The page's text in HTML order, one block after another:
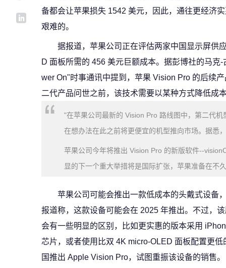
备都会让苹果损失 1542 美元，因此，通往更经济
艰难的。
据报道，苹果公司正在评估两家中国显示屏供
D 面板所需的 456 美元巨额成本。据彭博社的马克
wer On"时事通讯中提到，苹果 Vision Pro 的后续
二代产品问世之前，该技术需要以某种方式降低成
"在苹果公司最新的 Vision Pro 路线图中，第二代
在想办法在此之前将更便宜的机型推向市场。据悉
苹果公司今年将推出 Vision Pro 的新版软件--
显的下一个重大举措将是国际扩张，苹果准备在不
苹果公司可能会推出一款低成本的头戴式设备
报道称，这款设备可能会在 2025 年推出。不过，
会有一些明显的区别，比如更实惠的版本采用
芯片，或者使用比双 4K micro-OLED 面板配置更
国推出 Apple Vision Pro，试图重振该设备的销售。